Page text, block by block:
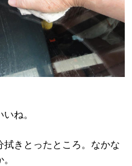
ね。
拭きとったところ。なかな